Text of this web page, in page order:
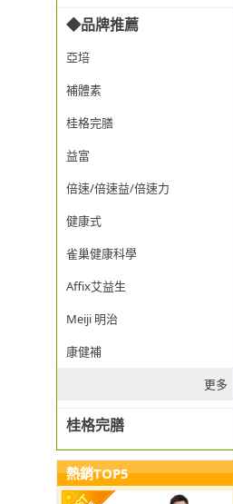
◆品牌推薦
亞培
補體素
桂格完膳
益富
倍速/倍速益/倍速力
健康式
雀巢健康科學
Affix艾益生
Meiji 明治
康健補
更多
桂格完膳
熱銷TOP5